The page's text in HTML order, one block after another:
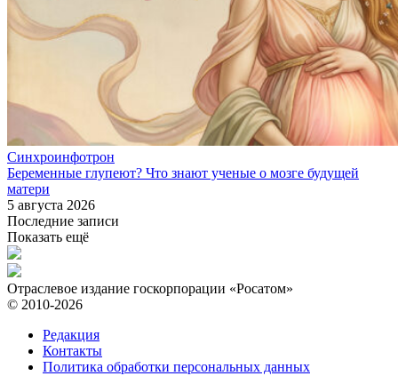
Синхроинфотрон
Беременные глупеют? Что знают ученые о мозге будущей
матери
5 августа 2026
Последние записи
Показать ещё
Отраслевое издание госкорпорации «Росатом»
© 2010-2026
Редакция
Контакты
Политика обработки персональных данных